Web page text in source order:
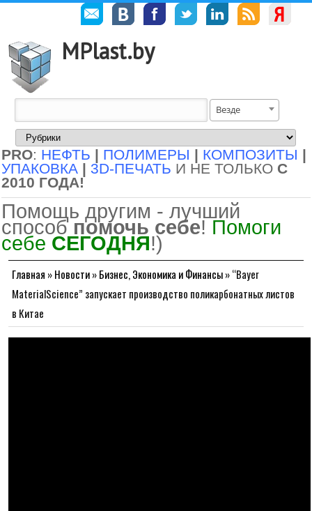
MPlast.by
Везде
PRO: НЕФТЬ | ПОЛИМЕРЫ | КОМПОЗИТЫ |
УПАКОВКА | 3D-ПЕЧАТЬ И НЕ ТОЛЬКО С
2010 ГОДА!
Помощь другим - лучший
способ помочь себе! Помоги
себе СЕГОДНЯ!)
Главная »Новости»Бизнес, Экономика и Финансы»“Bayer
MaterialScience” запускает производство поликарбонатных листов
в Китае